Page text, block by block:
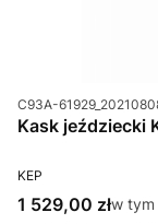
Kod produktu
C93A-
Kask jeździecki
PRODUCENT
KEP
Cena brutto
1 529,00 złw tym
w tym